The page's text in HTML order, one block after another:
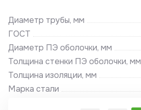
Диаметр трубы, мм
ГОСТ
Диаметр ПЭ оболочки, мм
Толщина стенки ПЭ оболочки, мм
Толщина изоляции, мм
Марка стали